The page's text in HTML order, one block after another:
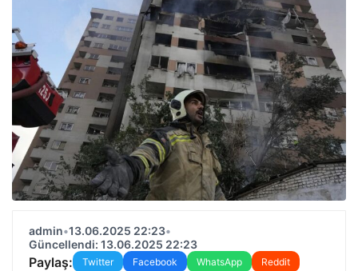
admin•13.06.2025 22:23•
Güncellendi: 13.06.2025 22:23
Paylaş: Twitter Facebook WhatsApp
Reddit